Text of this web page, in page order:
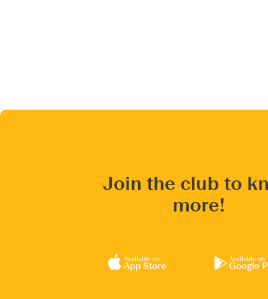
Join the club to
more!
Available on
App Store
Available on
Google